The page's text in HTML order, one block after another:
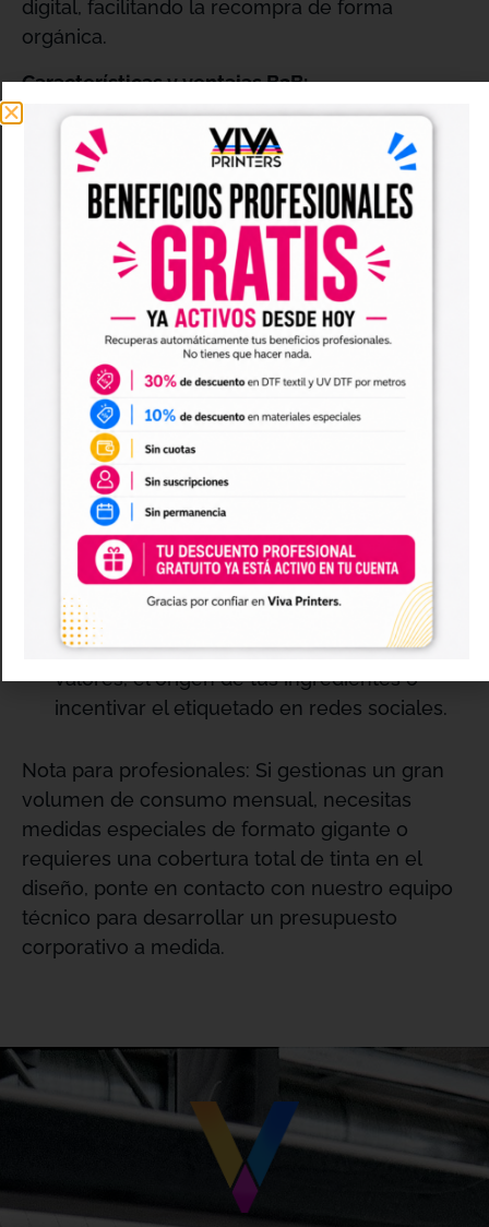
digital, facilitando la recompra de forma
orgánica.
Características y ventajas B2B:
Diseño optimizado para marcas:
Ideal para
pizzerías independientes, franquicias,
restaurantes italianos,dark kitchens
modernas ycateringsde eventos
gastronómicos
Estructura rígida y térmica:
Cartón
automontable de alta calidad que soporta el
calor y la humedad del producto fresco,
evitando que la caja se deforme durante el
transporte.
Impresión segura y profesional:
imagen superior con una excelente
definición de trazos, perfecta para destacar
tu identidad corporativa frente al
empaquetado genérico tradicional.
Potencial publicitario:
superficie de la tapa para comunicar tus
valores, el origen de tus ingredientes o
incentivar el etiquetado en redes sociales.
Nota para profesionales: Si gestionas un gran
volumen de consumo mensual, necesitas
medidas especiales de formato gigante o
requieres una cobertura total de tinta en el
diseño, ponte en contacto con nuestro equipo
técnico para desarrollar un presupuesto
corporativo a medida.